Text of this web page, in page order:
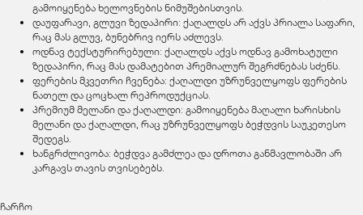
გამოიყენება ხელოვნების ნიმუშებისთვის.
დაუფარავი, გლუვი ზედაპირი: ქაღალდს არ აქვს პრიალა საფარი,
რაც მას გლუვ, ბუნებრივ იერს აძლევს.
ოდნავ ტექსტურირებული: ქაღალდს აქვს ოდნავ გამოხატული
ზედაპირი, რაც მას დამატებით პრემიალურ შეგრძნებას სძენს.
ფერების მკვეთრი ჩვენება: ქაღალდი უზრუნველყოფს ფერების
ნათელ და ცოცხალ რეპროდუქციას.
პრემიუმ მელანი და ქაღალდი: გამოიყენება მაღალი ხარისხის
მელანი და ქაღალდი, რაც უზრუნველყოფს ბეჭდვის საუკეთესო
შედეგს.
ხანგრძლივობა: ბეჭდვა გამძლეა და დროთა განმავლობაში არ
კარგავს თავის თვისებებს.
ჩარჩო